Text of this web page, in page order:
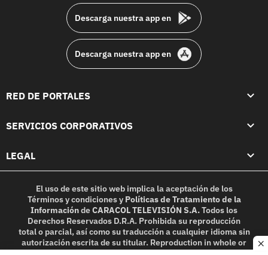
Descarga nuestra app en
Descarga nuestra app en
RED DE PORTALES
SERVICIOS CORPORATIVOS
LEGAL
El uso de este sitio web implica la aceptación de los
Términos y condicionesy Políticas de Tratamiento de la
InformacióndeCARACOL TELEVISIÓN S.A.Todos los
Derechos Reservados D.R.A. Prohibida su reproducción
total o parcial, así como su traducción a cualquier idioma sin
autorización escrita de su titular. Reproduction in whole or